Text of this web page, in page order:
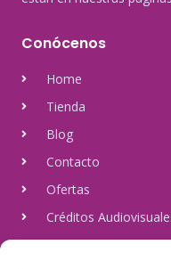
Conócenos
Home
Tienda
Blog
Contacto
Ofertas
Créditos
tulineamagica.com